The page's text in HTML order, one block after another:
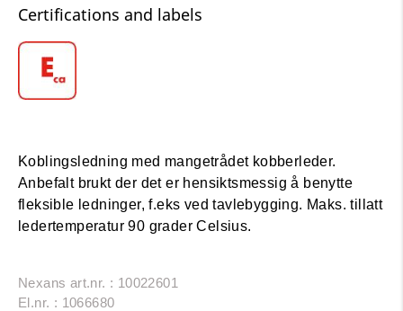
Certifications and labels
Koblingsledning med mangetrådet kobberleder.
Anbefalt brukt der det er hensiktsmessig å benytte
fleksible ledninger, f.eks ved tavlebygging. Maks. tillatt
ledertemperatur 90 grader Celsius.
Nexans art.nr. : 10022601
El.nr. : 1066680